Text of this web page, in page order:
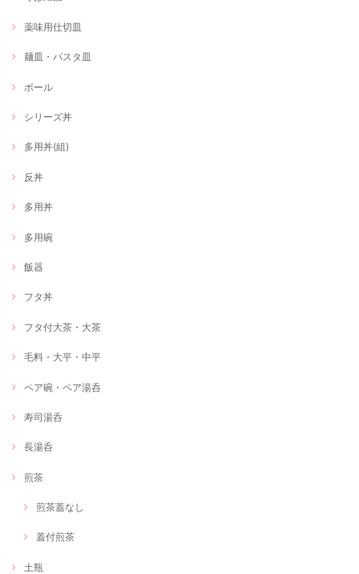
薬味用仕切皿
麺皿・パスタ皿
ボール
シリーズ丼
多用丼(組)
反丼
多用丼
多用碗
飯器
フタ丼
フタ付大茶・大茶
毛料・大平・中平
ペア碗・ペア湯呑
寿司湯呑
長湯呑
煎茶
煎茶蓋なし
蓋付煎茶
土瓶